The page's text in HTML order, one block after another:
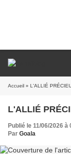
Accueil » L'ALLIÉ
L'ALLIÉ
Publié le 11/06/2026 à
Par Goala